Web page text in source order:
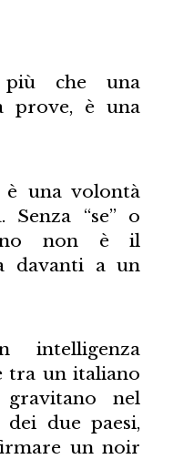
che una
prove, è una
una volontà
“se” o
non è il
davanti a un
intelligenza
tra un italiano
nel
due paesi,
un noir